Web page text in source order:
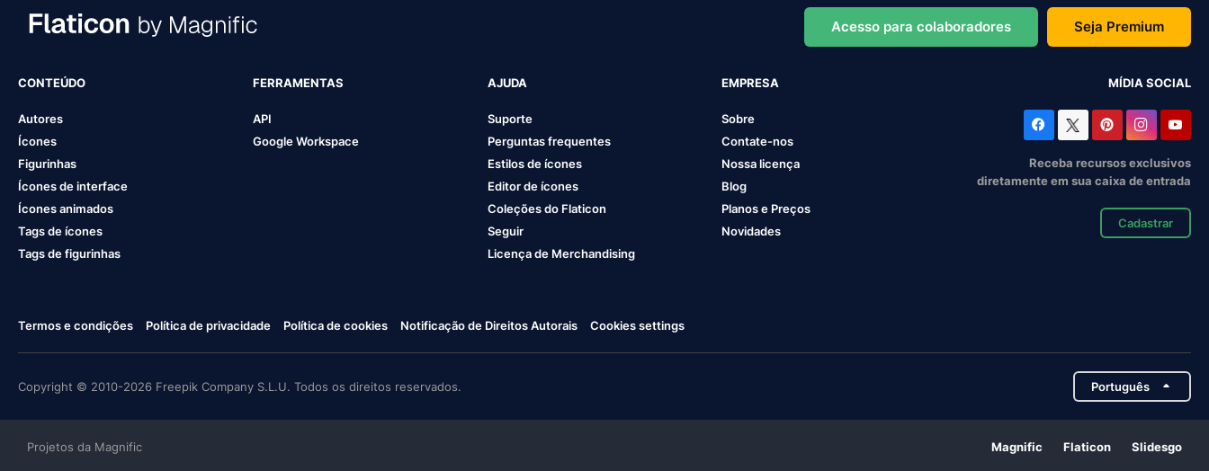
Acesso para colaboradores Seja Premium
CONTEÚDO
Autores
Ícones
Figurinhas
Ícones de interface
Ícones animados
Tags de ícones
Tags de figurinhas
FERRAMENTAS
API
Google Workspace
AJUDA
Suporte
Perguntas frequentes
Estilos de ícones
Editor de ícones
Coleções do Flaticon
Seguir
Licença de Merchandising
EMPRESA
Sobre
Contate-nos
Nossa licença
Blog
Planos e Preços
Novidades
MÍDIA SOCIAL
Receba recursos exclusivos
diretamente em sua caixa de entrada
Cadastrar
Termos e condições Política de privacidade Política de cookies Notificação de Direitos Autorais Cookies settings
Copyright © 2010-2026 Freepik Company S.L.U. Todos os direitos reservados. Português
Projetos da Magnific Magnific Flaticon Slidesgo